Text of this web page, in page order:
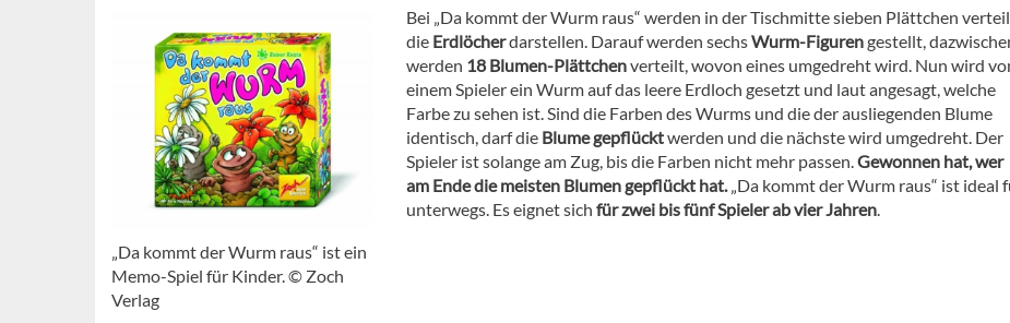
„Da kommt der Wurm raus“ ist ein
Memo-Spiel für Kinder. © Zoch
Verlag
Bei „Da kommt der Wurm raus“ werden in der Tischmitte sieben Plättchen
die Erdlöcherdarstellen. Darauf werden sechsWurm-Figurengestellt,
werden 18 Blumen-Plättchenverteilt, wovon eines umgedreht wird. Nun wird
einem Spieler ein Wurm auf das leere Erdloch gesetzt und laut angesagt, welche
Farbe zu sehen ist. Sind die Farben des Wurms und die der ausliegenden Blume
identisch, darf die Blume gepflücktwerden und die nächste wird umgedreht. Der
Spieler ist solange am Zug, bis die Farben nicht mehr passen.Gewonnen hat, wer
am Ende die meisten Blumen gepflückt hat.„Da kommt der Wurm raus“ ist ideal
unterwegs. Es eignet sich für zwei bis fünf Spieler ab vier Jahren.